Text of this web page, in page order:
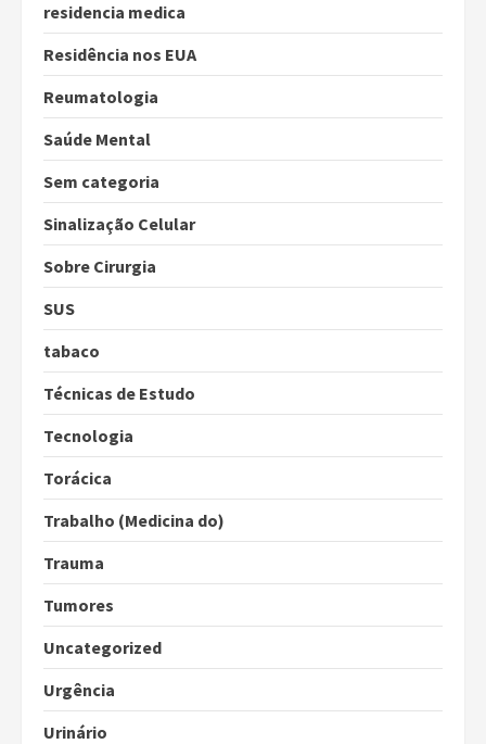
residencia medica
Residência nos EUA
Reumatologia
Saúde Mental
Sem categoria
Sinalização Celular
Sobre Cirurgia
SUS
tabaco
Técnicas de Estudo
Tecnologia
Torácica
Trabalho (Medicina do)
Trauma
Tumores
Uncategorized
Urgência
Urinário